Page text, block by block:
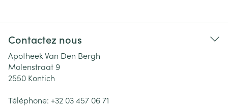
Contactez nous
Apotheek Van Den Bergh
Molenstraat 9
2550 Kontich
Téléphone: +32 03 457 06 71